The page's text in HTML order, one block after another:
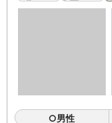
○男性